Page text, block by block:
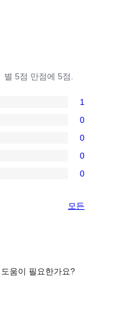
별 5점 만점에 5점.
1
0
0
0
0
모든
움이 필요한가요?